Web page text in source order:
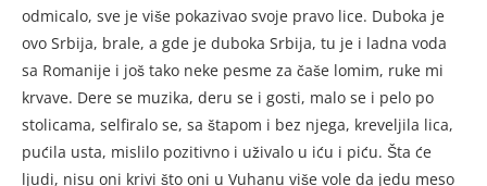
odmicalo, sve je više po­kazivao svoje pravo lice. Duboka je
ovo Srbija, brale, a gde je du­boka Srbija, tu je i ladna voda
sa Romanije i još tako neke pesme za čaše lomim, ruke mi
krvave. De­re se muzika, deru se i gosti, malo se i pelo po
stolicama, selfira­lo se, sa štapom i bez njega, kre­veljila lica,
pućila usta, misli­lo pozitivno i uživalo u iću i piću. Šta će
ljudi, nisu oni kri­vi što oni u Vuhanu više vole da jedu meso